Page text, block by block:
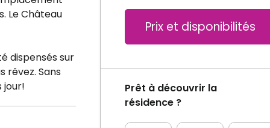
Le Château
dispensés sur
rêvez. Sans
jour!
Prix et disponibilités
Prêt à découvrir la
résidence ?